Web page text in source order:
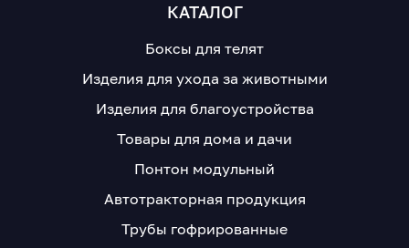
КАТАЛОГ
Боксы для телят
Изделия для ухода за животными
Изделия для благоустройства
Товары для дома и дачи
Понтон модульный
Автотракторная продукция
Трубы гофрированные